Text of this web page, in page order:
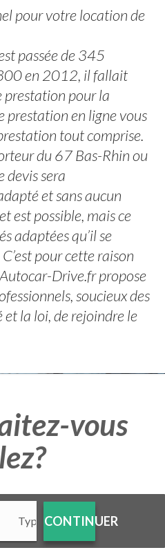
pour votre location de
passée de 345
en 2012, il fallait
prestation pour la
prestation en ligne vous
tout comprise.
du 67 Bas-Rhin ou
devis sera
et sans aucun
est possible, mais ce
adaptées qu’il se
pour cette raison
Drive.fr propose
soucieux des
la loi, de rejoindre le
vous
CONTINUER